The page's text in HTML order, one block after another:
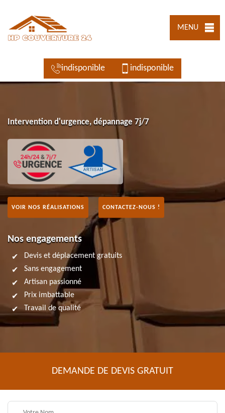
MENU
indisponible indisponible
Intervention d'urgence, dépannage 7j/7
VOIR NOS RÉALISATIONS CONTACTEZ-NOUS !
Nos engagements
Devis et déplacement gratuits
Sans engagement
Artisan passionné
Prix imbattable
Travail de qualité
DEMANDE DE DEVIS GRATUIT